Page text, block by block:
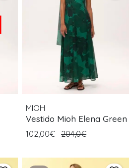
MIOH
Vestido Mioh Elena Green
102,00€ 204,0€